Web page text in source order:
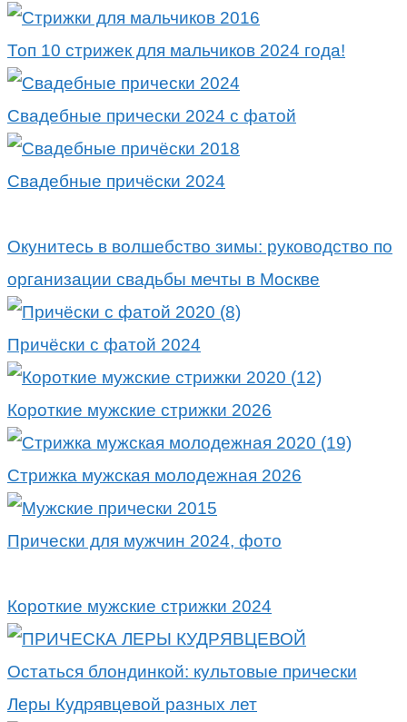
Топ 10 стрижек для мальчиков 2024 года!
Свадебные прически 2024 с фатой
Свадебные причёски 2024
Окунитесь в волшебство зимы: руководство по
организации свадьбы мечты в Москве
Причёски с фатой 2024
Короткие мужские стрижки 2026
Стрижка мужская молодежная 2026
Прически для мужчин 2024, фото
Короткие мужские стрижки 2024
Остаться блондинкой: культовые прически
Леры Кудрявцевой разных лет